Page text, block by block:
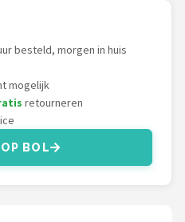
besteld, morgen in huis
mogelijk
retourneren
BOL